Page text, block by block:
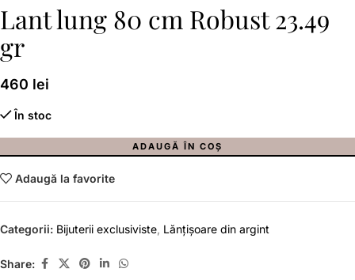
Lant lung 80 cm Robust 23.49
gr
460 lei
În stoc
ADAUGĂ ÎN COȘ
Adaugă la favorite
Categorii: Bijuterii exclusiviste Lănțișoare din argint
Share: